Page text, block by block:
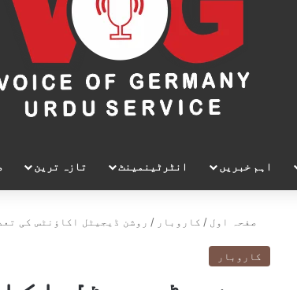
اہم خبریں انٹرٹینمینٹ تازہ ترین
صفحہ اول / کاروبار / روشن ڈیجیٹل اکاؤنٹس کی تعداد آٹھ
کاروبار